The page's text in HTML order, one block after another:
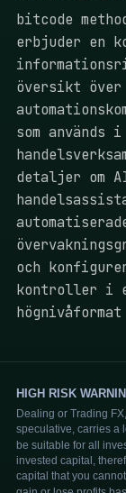
bitcode
erbjuder en
översikt över
som används i
detaljer om
och
kontroller i